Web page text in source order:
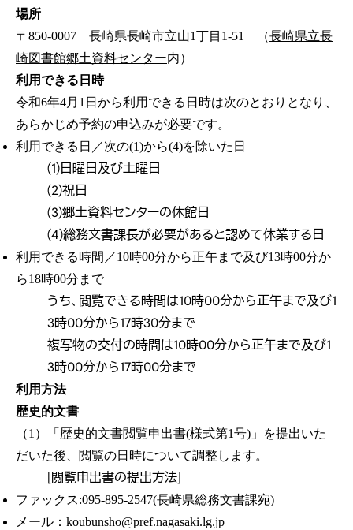
場所
〒850-0007 長崎県長崎市立山1丁目1-51 （長崎県立長
崎図書館郷土資料センター内）
利用できる日時
令和6年4月1日から利用できる日時は次のとおりとなり、
あらかじめ予約の申込みが必要です。
利用できる日／次の(1)から(4)を除いた日
(1)日曜日及び土曜日
(2)祝日
(3)郷土資料センターの休館日
(4)総務文書課長が必要があると認めて休業する日
利用できる時間／10時00分から正午まで及び13時00分か
ら18時00分まで
うち、閲覧できる時間は10時00分から正午まで及び1
3時00分から17時30分まで
複写物の交付の時間は10時00分から正午まで及び1
3時00分から17時00分まで
利用方法
歴史的文書
（1）「歴史的文書閲覧申出書(様式第1号)」を提出いた
だいた後、閲覧の日時について調整します。
[閲覧申出書の提出方法]
ファックス:095-895-2547(長崎県総務文書課宛)
メール：koubunsho@pref.nagasaki.lg.jp